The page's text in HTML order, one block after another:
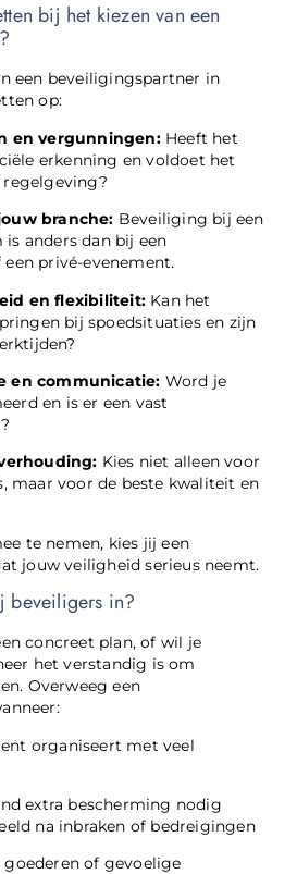
bij het kiezen van een
een beveiligingspartner in
op:
en vergunningen:Heeft het
erkenning en voldoet het
regelgeving?
branche: Beveiliging bij een
anders dan bij een
privé-evenement.
en flexibiliteit: Kan het
bij spoedsituaties en zijn
en communicatie: Word je
en is er een vast
Kies niet alleen voor
maar voor de beste kwaliteit en
te nemen, kies jij een
jouw veiligheid serieus neemt.
beveiligers in?
concreet plan, of wil je
het verstandig is om
Overweeg een
organiseert met veel
extra bescherming nodig
na inbraken of bedreigingen
goederen of gevoelige